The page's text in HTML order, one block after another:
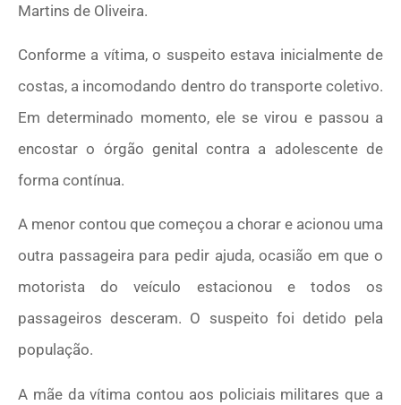
Martins de Oliveira.
Conforme a vítima, o suspeito estava inicialmente de
costas, a incomodando dentro do transporte coletivo.
Em determinado momento, ele se virou e passou a
encostar o órgão genital contra a adolescente de
forma contínua.
A menor contou que começou a chorar e acionou uma
outra passageira para pedir ajuda, ocasião em que o
motorista do veículo estacionou e todos os
passageiros desceram. O suspeito foi detido pela
população.
A mãe da vítima contou aos policiais militares que a